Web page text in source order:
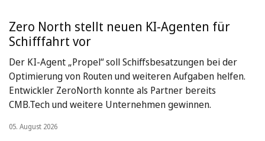
Zero North stellt neuen KI-Agenten für
Schifffahrt vor
Der KI-Agent „Propel“ soll Schiffsbesatzungen bei der
Optimierung von Routen und weiteren Aufgaben helfen.
Entwickler ZeroNorth konnte als Partner bereits
CMB.Tech und weitere Unternehmen gewinnen.
05. August 2026